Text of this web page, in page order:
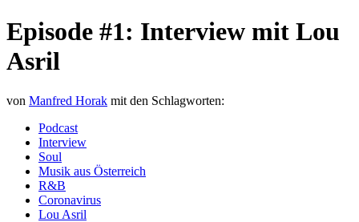
Episode #1: Interview mit Lou
Asril
von Manfred Horak mit den Schlagworten:
Podcast
Interview
Soul
Musik aus Österreich
R&B
Coronavirus
Lou Asril